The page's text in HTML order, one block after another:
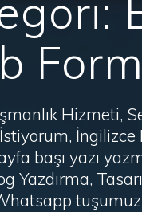
Hizmeti,
başı yazı
Yazdırma,